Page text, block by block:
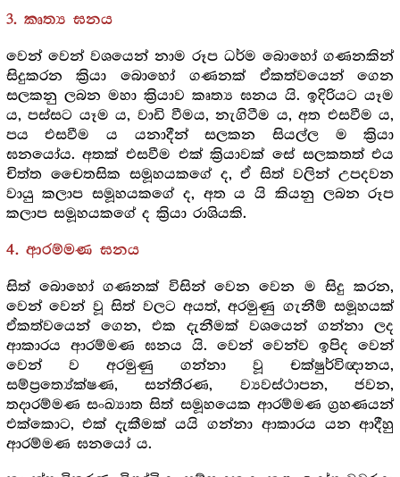
3. කෘත්‍ය ඝනය
වෙන් වෙන් වශයෙන් නාම රූප ධර්ම බොහෝ ගණනකින්
සිදුකරන ක්‍රියා බොහෝ ගණනක් ඒකත්වයෙන් ගෙන
සලකනු ලබන මහා ක්‍රියාව කෘත්‍ය ඝනය යි. ඉදිරියට යෑම
ය, පස්සට යෑම ය, වාඩි වීමය, නැගිටීම ය, අත එසවීම ය,
පය එසවීම ය යනාදීන් සලකන සියල්ල ම ක්‍රියා
ඝනයෝය. අතක් එසවීම එක් ක්‍රියාවක් සේ සලකතත් එය
චිත්ත චෛතසික සමූහයකගේ ද, ඒ සිත් වලින් උපදවන
වායු කලාප සමූහයකගේ ද, අත ය යි කියනු ලබන රූප
කලාප සමූහයකගේ ද ක්‍රියා රාශියකි.
4. ආරම්මණ ඝනය
සිත් බොහෝ ගණනක් විසින් වෙන වෙන ම සිදු කරන,
වෙන් වෙන් වූ සිත් වලට අයත්, අරමුණු ගැනීම් සමූහයක්
ඒකත්වයෙන් ගෙන, එක දැනීමක් වශයෙන් ගන්නා ලද
ආකාරය ආරම්මණ ඝනය යි. වෙන් වෙන්ව ඉපිද වෙන්
වෙන් ව අරමුණු ගන්නා වූ චක්ෂුර්විඥානය,
සම්ප්‍රත්‍යේක්ෂණ, සන්තීරණ, ව්‍යවස්ථාපන, ජවන,
තදාරම්මණ සංඛ්‍යාත සිත් සමූහයෙක ආරම්මණ ග්‍රහණයන්
එක්කොට, එක් දැකීමක් යයි ගන්නා ආකාරය යන ආදීහු
ආරම්මණ ඝනයෝ ය.